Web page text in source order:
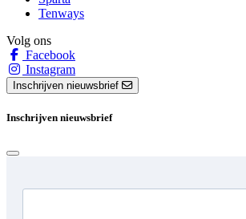
Tenways
Volg ons
Facebook
Instagram
Inschrijven nieuwsbrief
Inschrijven nieuwsbrief